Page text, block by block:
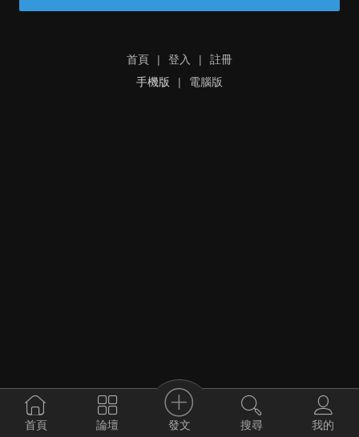
首頁 | 登入 |
註冊
手機版
| 電腦版
首頁 論壇 發文 搜尋 我的